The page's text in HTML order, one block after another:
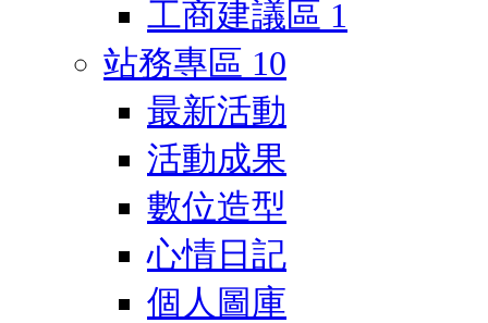
工商建議區 1
站務專區 10
最新活動
活動成果
數位造型
心情日記
個人圖庫